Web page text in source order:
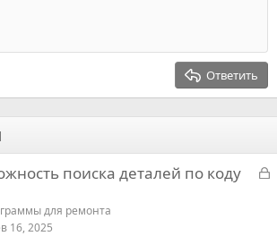
т
з
а
т
п
р
т
и
Times New Roman
Verdana
2
Ответить
З
поиска деталей по коду
для ремонта
16, 2025